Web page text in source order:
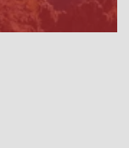
1 872 €
cena za 8 dní